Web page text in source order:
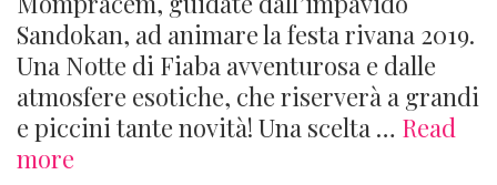
Sandokan, ad animare la festa rivana 2019.
Una Notte di Fiaba avventurosa e dalle
atmosfere esotiche, che riserverà a grandi
e piccini tante novità! Una scelta … Read
more